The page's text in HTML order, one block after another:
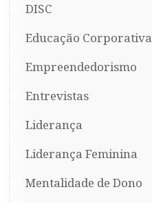
DISC
Educação Corporativa
Empreendedorismo
Entrevistas
Liderança
Liderança Feminina
Mentalidade de Dono